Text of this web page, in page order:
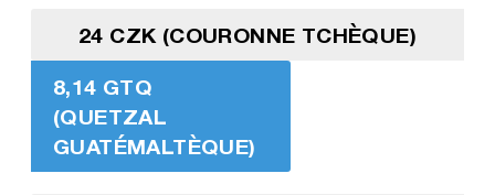
24 CZK (COURONNE TCHÈQUE)
8,14 GTQ
(QUETZAL
GUATÉMALTÈQUE)